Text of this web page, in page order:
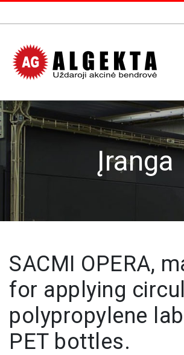
Įranga
SACMI OPERA,
for applying
polypropylene
PET bottles.